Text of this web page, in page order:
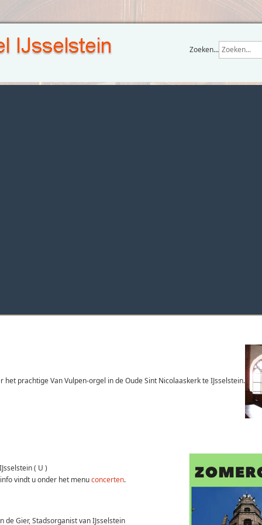
Zoeken...
prachtige Van Vulpen-orgel in de Oude Sint Nicolaaskerk te IJsselstein.
( U )
vindt u onder het menuconcerten.
Gier, Stadsorganist van IJsselstein